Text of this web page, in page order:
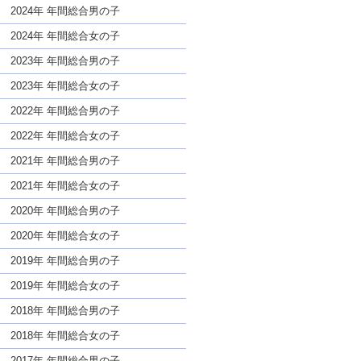
名前であっても奇抜すぎない
2024年 年間総合男の子
2024年 年間総合女の子
2023年 年間総合男の子
2023年 年間総合女の子
2022年 年間総合男の子
2022年 年間総合女の子
2021年 年間総合男の子
2021年 年間総合女の子
2020年 年間総合男の子
2020年 年間総合女の子
2019年 年間総合男の子
2019年 年間総合女の子
2018年 年間総合男の子
2018年 年間総合女の子